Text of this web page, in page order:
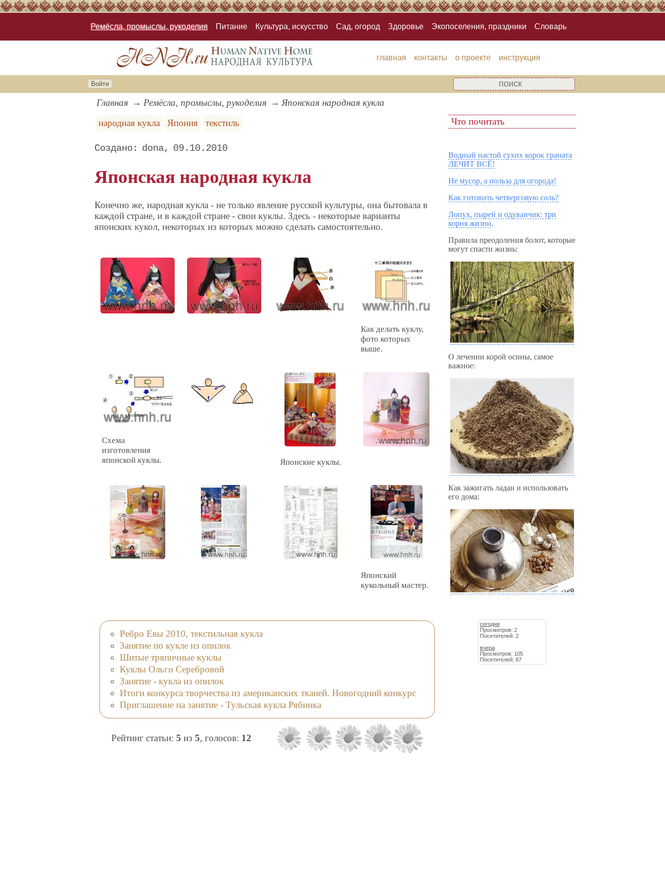
Ремёсла, промыслы, рукоделия Питание Культура, искусство Сад, огород Здоровье Экопоселения, праздники Словарь
главная контакты о проекте инструкция
Войти
Главная Ремёсла, промыслы, рукоделия
Японская народная кукла
народная кукла
Япония текстиль
dona 09.10.2010
Японская народная кукла
Конечно же, народная кукла - не только явление русской культуры, она бытовала в
каждой стране, и в каждой стране - свои куклы. Здесь - некоторые варианты
японских кукол, некоторых из которых можно сделать самостоятельно.
Как делать куклу,
фото которых
выше.
Схема
изготовления
японской куклы.
Японские куклы.
Японский
кукольный мастер.
Ребро Евы 2010, текстильная кукла
Занятие по кукле из опилок
Шитые тряпичные куклы
Куклы Ольги Серебровой
Занятие - кукла из опилок
Итоги конкурса творчества из американских тканей. Новогодний конкурс
Приглашение на занятие - Тульская кукла Рябинка
Рейтинг статьи: 5 из 5, голосов: 12
Что почитать
Водный настой сухих корок граната
ЛЕЧИТ ВСЁ!
Не мусор, а польза для огорода!
Как готовить четверговую соль?
Лопух, пырей и одуванчик: три
корня жизни.
Правила преодоления болот, которые
могут спасти жизнь:
О лечении корой осины, самое
важное:
Как зажигать ладан и использовать
его дома:
сегодня
Просмотров: 2
Посетителей: 2
вчера
Просмотров: 105
Посетителей: 87